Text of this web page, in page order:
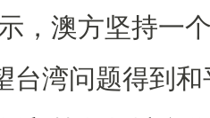
澳方坚持一个
台湾问题得到